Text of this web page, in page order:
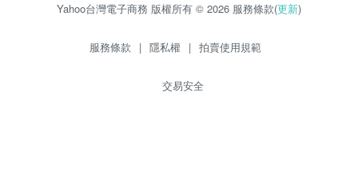
Yahoo台灣電子商務 版權所有 © 2026 服務條款(更新)
服務條款 | 隱私權 | 拍賣使用規範
交易安全